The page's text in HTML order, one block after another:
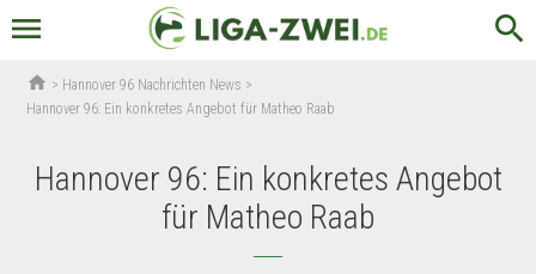
menu search
home > Hannover 96 Nachrichten News >
Hannover 96: Ein konkretes Angebot für Matheo Raab
Hannover 96: Ein konkretes Angebot
für Matheo Raab